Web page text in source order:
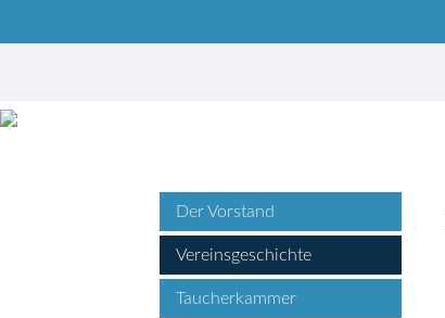
Der Vorstand
Vereinsgeschichte
Taucherkammer